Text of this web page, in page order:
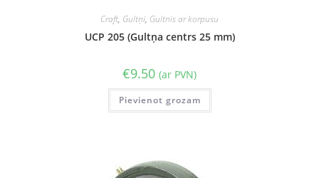
Craft, Gultņi, Gultnis ar korpusu
UCP 205 (Gultņa centrs 25 mm)
€9.50 (ar PVN)
Pievienot grozam